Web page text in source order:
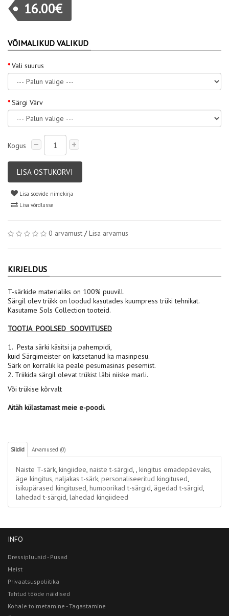
16.00€
VÕIMALIKUD VALIKUD
Vali suurus
Särgi Värv
Kogus
LISA OSTUKORVI
Lisa soovide nimekirja
Lisa võrdlusse
0 arvamust /Lisa arvamus
KIRJELDUS
T-särkide materialiks on 100% puuvill.
Särgil olev trükk on loodud kasutades kuumpress trüki tehnikat.
Kasutame Sols Collection tooteid.
TOOTJA POOLSED SOOVITUSED
1. Pesta särki käsitsi ja pahempidi,
kuid Särgimeister on katsetanud ka masinpesu.
Särk on korralik ka peale pesumasinas pesemist.
2. Triikida särgil olevat trükist läbi niiske marli.
Või trükise kõrvalt
Aitäh külastamast meie e-poodi.
Sildid Arvamused (0)
Naiste T-särk, kingiidee, naiste t-särgid, , kingitus emadepäevaks,
äge kingitus, naljakas t-särk, personaliseeritud kingitused,
isikupärased kingitused, humoorikad t-särgid, ägedad t-särgid,
lahedad t-särgid, lahedad kingiideed
INFO
Dressipluusid - Pusad
Meist
Privaatsuspoliitika
Tehtud tööde näidised
Kohale toimetamine - Tagastamine